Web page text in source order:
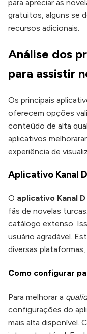
para apreciar as
gratuitos, alguns se
recursos adicionais.
Análise dos
para assistir
Os principais
oferecem opções
conteúdo de alta
aplicativos
experiência de
Aplicativo Kanal
O aplicativo Kanal D
fãs de novelas
catálogo extenso.
usuário agradável.
diversas
Como configurar
Para melhorar a
configurações do
mais alta disponível.